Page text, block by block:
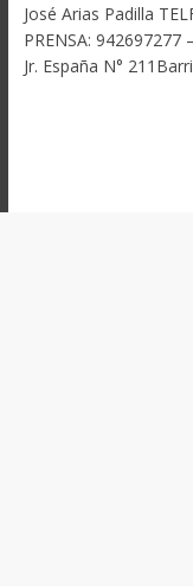
José Arias Padilla
PRENSA: 942697277
Jr. España N°